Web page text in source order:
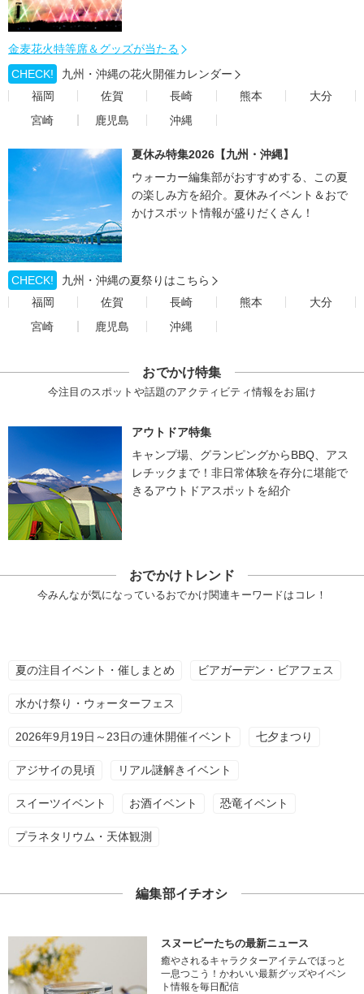
金麦花火特等席＆グッズが当たる
CHECK!
九州・沖縄の花火開催カレンダー
福岡
佐賀 長崎 熊本
大分
宮崎
鹿児島 沖縄
夏休み特集2026【九州・沖縄】
ウォーカー編集部がおすすめする、この夏
の楽しみ方を紹介。夏休みイベント＆おで
かけスポット情報が盛りだくさん！
CHECK!
九州・沖縄の夏祭りはこちら
福岡
佐賀 長崎 熊本
大分
宮崎
鹿児島 沖縄
おでかけ特集
今注目のスポットや話題のアクティビティ情報をお届け
アウトドア特集
キャンプ場、グランピングからBBQ、アス
レチックまで！非日常体験を存分に堪能で
きるアウトドアスポットを紹介
おでかけトレンド
今みんなが気になっているおでかけ関連キーワードはコレ！
夏の注目イベント・催しまとめ ビアガーデン・ビアフェス
水かけ祭り・ウォーターフェス
2026年9月19日～23日の連休開催イベント 七夕まつり
アジサイの見頃 リアル謎解きイベント
スイーツイベント お酒イベント 恐竜イベント
プラネタリウム・天体観測
編集部イチオシ
スヌーピーたちの最新ニュース
癒やされるキャラクターアイテムでほっと
一息つこう！かわいい最新グッズやイベン
ト情報を毎日配信